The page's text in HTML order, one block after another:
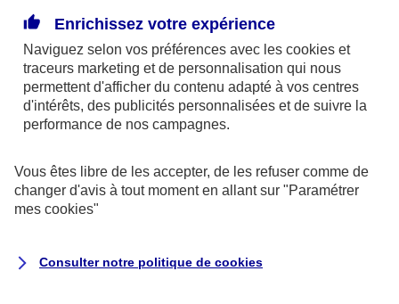
246 et n°13 005 764 (consultable
surwww.orias.fr)
AXA Assistance France Assurances,
S.A au capital de 51 429 430,40 €,
Siège social :
8-10, rue Paul Vaillant Couturier
Enrichissez votre expérience
Naviguez selon vos préférences avec les cookies et
traceurs marketing et de personnalisation qui nous
permettent d'afficher du contenu adapté à vos centres
d'intérêts, des publicités personnalisées et de suivre la
performance de nos campagnes.
Vous êtes libre de les accepter, de les refuser comme de
changer d'avis à tout moment en allant sur "Paramétrer
mes cookies"
Consulter notre politique de cookies